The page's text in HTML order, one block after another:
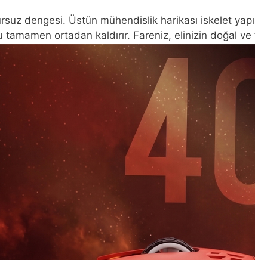
dengesi. Üstün mühendislik harikası iskelet
ortadan kaldırır. Fareniz, elinizin doğal